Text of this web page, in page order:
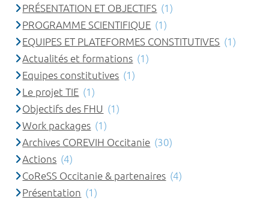
PRÉSENTATION ET OBJECTIFS (1)
PROGRAMME SCIENTIFIQUE (1)
EQUIPES ET PLATEFORMES CONSTITUTIVES (1)
Actualités et formations (1)
Equipes constitutives (1)
Le projet TIE (1)
Objectifs des FHU (1)
Work packages (1)
Archives COREVIH Occitanie (30)
Actions (4)
CoReSS Occitanie & partenaires (4)
Présentation (1)